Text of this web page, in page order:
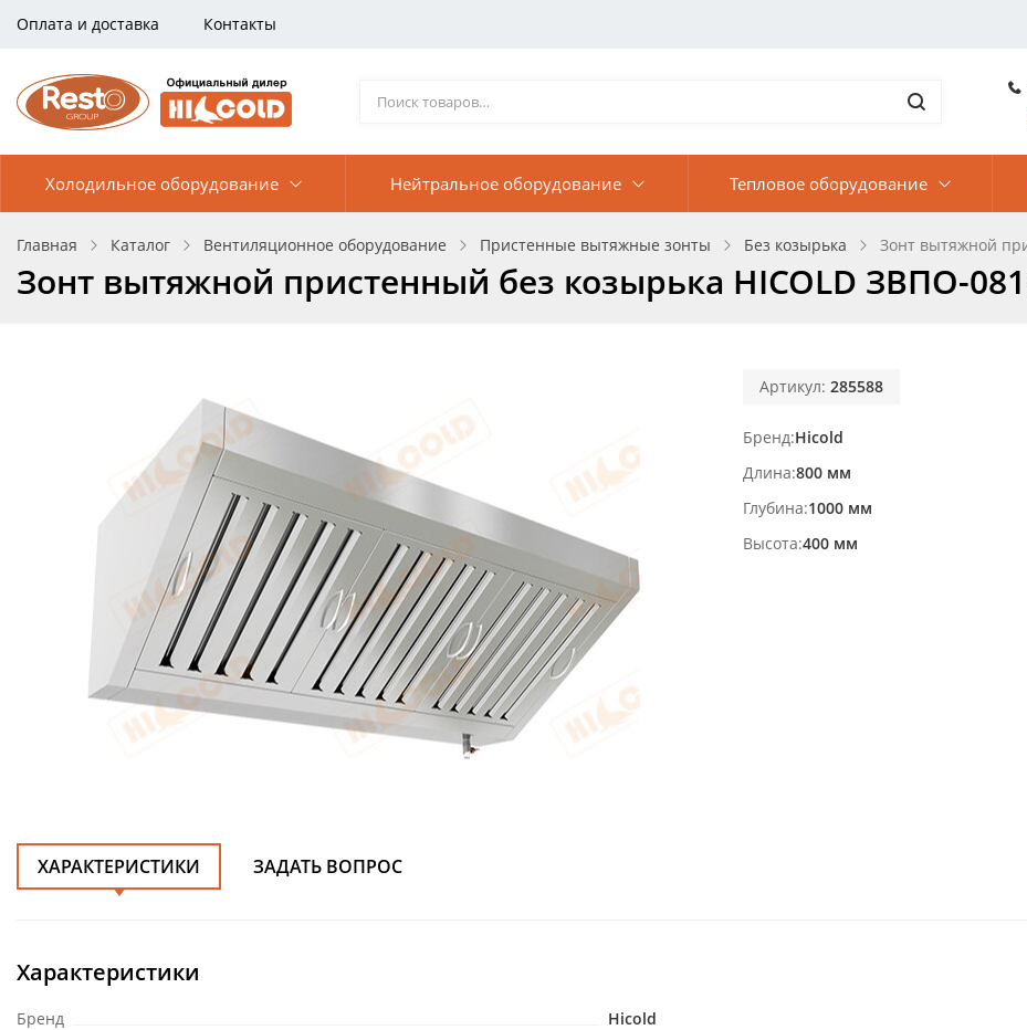
Оплата и доставка Контакты
Холодильное оборудование Нейтральное оборудование Тепловое оборудование
Главная Каталог Вентиляционное оборудование Пристенные вытяжные зонты Без козырька Зонт вытяжной
Зонт вытяжной пристенный без козырька HICOLD ЗВПО-
Артикул: 285588
Бренд Hicold
Длина 800 мм
Глубина 1000 мм
Высота 400 мм
ХАРАКТЕРИСТИКИ ЗАДАТЬ ВОПРОС
Характеристики
Бренд
Hicold